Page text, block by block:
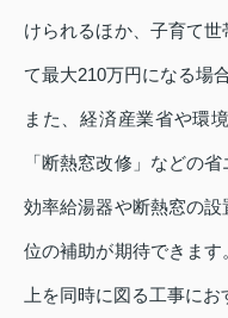
けられるほか、子育て
て最大210万円になる場
また、経済産業省や環
「断熱窓改修」などの
効率給湯器や断熱窓の
位の補助が期待できま
上を同時に図る工事にお